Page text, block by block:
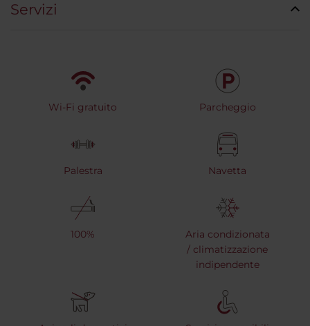
Servizi
Wi-Fi gratuito Parcheggio
Palestra Navetta
100%
Aria condizionata
/ climatizzazione
indipendente